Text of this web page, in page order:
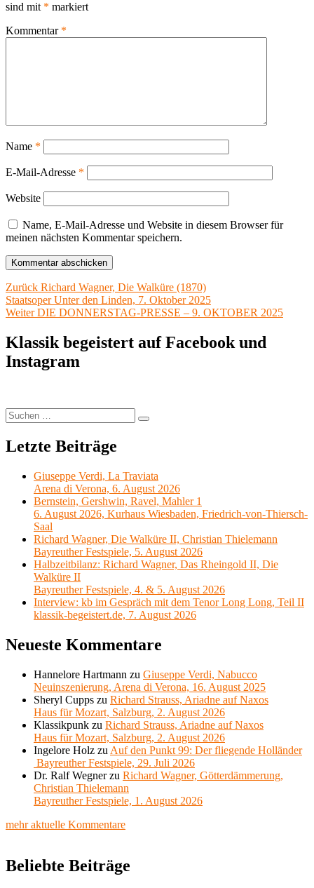
sind mit * markiert
Kommentar *
Name *
E-Mail-Adresse *
Website
Name, E-Mail-Adresse und Website in diesem Browser für
meinen nächsten Kommentar speichern.
Beitragsnavigation
Zurück Vorheriger
Beitrag:
Richard Wagner, Die Walküre (1870)
Staatsoper Unter den Linden, 7. Oktober 2025
Weiter Nächster
DIE DONNERSTAG-PRESSE – 9. OKTOBER 2025
Klassik begeistert auf Facebook und
Instagram
Suchen
nach:
Suchen
Letzte Beiträge
Giuseppe Verdi, La Traviata
Arena di Verona, 6. August 2026
Bernstein, Gershwin, Ravel, Mahler 1
6. August 2026, Kurhaus Wiesbaden, Friedrich-von-Thiersch-
Saal
Richard Wagner, Die Walküre II, Christian Thielemann
Bayreuther Festspiele, 5. August 2026
Halbzeitbilanz: Richard Wagner, Das Rheingold II, Die
Walküre II
Bayreuther Festspiele, 4. & 5. August 2026
Interview: kb im Gespräch mit dem Tenor Long Long, Teil II
klassik-begeistert.de, 7. August 2026
Neueste Kommentare
Hannelore Hartmann zu Giuseppe Verdi, Nabucco
Neuinszenierung, Arena di Verona, 16. August 2025
Sheryl Cupps zu Richard Strauss, Ariadne auf Naxos
Haus für Mozart, Salzburg, 2. August 2026
Klassikpunk zu Richard Strauss, Ariadne auf Naxos
Haus für Mozart, Salzburg, 2. August 2026
Ingelore Holz zu Auf den Punkt 99: Der fliegende Holländer
Bayreuther Festspiele, 29. Juli 2026
Dr. Ralf Wegnerzu Richard Wagner, Götterdämmerung,
Christian Thielemann
Bayreuther Festspiele, 1. August 2026
mehr aktuelle Kommentare
Beliebte Beiträge